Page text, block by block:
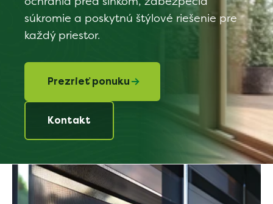
súkromie a poskytnú štýlové riešenie pre
každý priestor.
Prezrieť ponuku
Kontakt